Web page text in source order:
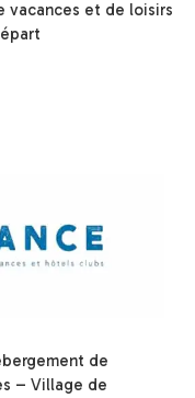
vacances et de loisirs
de
– Village de